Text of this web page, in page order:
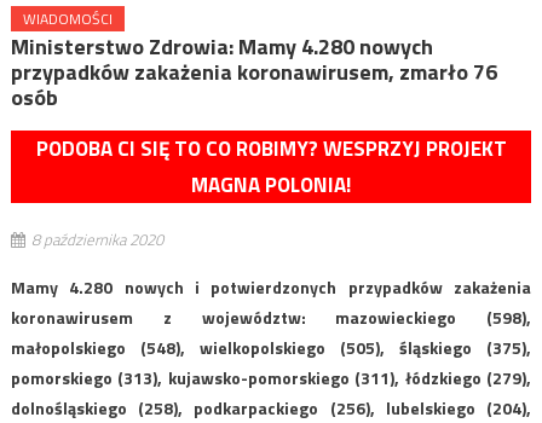
WIADOMOŚCI
Ministerstwo Zdrowia: Mamy 4.280 nowych
przypadków zakażenia koronawirusem, zmarło 76
osób
PODOBA CI SIĘ TO CO ROBIMY? WESPRZYJ PROJEKT
MAGNA POLONIA!
8 października 2020
Mamy 4.280 nowych i potwierdzonych przypadków zakażenia
koronawirusem z województw: mazowieckiego (598),
małopolskiego (548), wielkopolskiego (505), śląskiego (375),
pomorskiego (313), kujawsko-pomorskiego (311), łódzkiego (279),
dolnośląskiego (258), podkarpackiego (256), lubelskiego (204),